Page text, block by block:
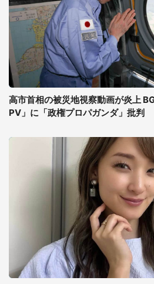
高市首相の被災地視察動画が炎上
PV」に「政権プロパガンダ」批判